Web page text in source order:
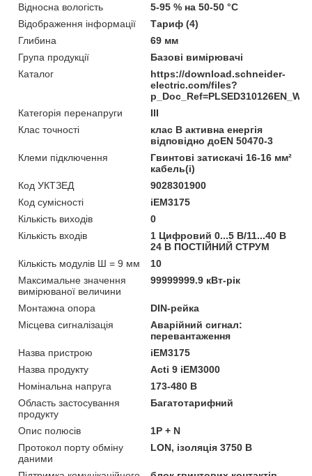
Відносна вологість
5-95 % на 50-50 °C
Відображення інформації
Тариф (4)
Глибина
69 мм
Група продукції
Базові вимірювачі
Каталог
https://download.schneider-
electric.com/files?
Категорія перенапруги
ІІІ
Клас точності
клас B активна енергія
відповідно доEN 50470-3
Клеми підключення
Гвинтові затискачі 16-16 мм²
кабель(і)
Код УКТЗЕД
9028301900
Код сумісності
iEM3175
Кількість виходів
0
Кількість входів
1 Цифровий 0...5 В/11...40 В
24 В ПОСТІЙНИЙ СТРУМ
Кількість модулів Ш = 9 мм
10
Максимальне значення
вимірюваної величини
99999999.9 кВт-рік
Монтажна опора
DIN-рейка
Місцева сигналізація
Аварійний сигнал:
перевантаження
Назва пристрою
iEM3175
Назва продукту
Acti 9 iEM3000
Номінальна напруга
173-480 В
Область застосування
продукту
Багатотарифний
Опис полюсів
1P + N
Протокол порту обміну
даними
LON, ізоляція 3750 В